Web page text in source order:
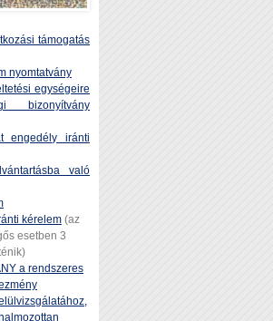
támogatás
nyomtatvány
egységeire
bizonyítvány
engedély iránti
való
kérelem (az
esetben 3
a rendszeres